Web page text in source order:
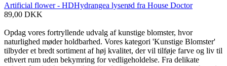
Artificial flower - HDHydrangea lyserød fra House Doctor
89,00 DKK
Opdag vores fortryllende udvalg af kunstige blomster, hvor
naturlighed møder holdbarhed. Vores kategori 'Kunstige Blomster'
tilbyder et bredt sortiment af høj kvalitet, der vil tilføje farve og liv til
ethvert rum uden bekymring for vedligeholdelse. Fra delikate